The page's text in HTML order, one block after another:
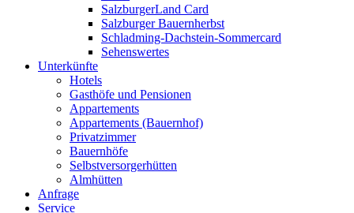
SalzburgerLand Card
Salzburger Bauernherbst
Schladming-Dachstein-Sommercard
Sehenswertes
Unterkünfte
Hotels
Gasthöfe und Pensionen
Appartements
Appartements (Bauernhof)
Privatzimmer
Bauernhöfe
Selbstversorgerhütten
Almhütten
Anfrage
Service